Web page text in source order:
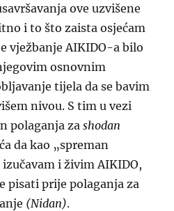
ove uzvišene
i tošto zaista osjećam
vježbanje AIKIDO-a bilo
m osnovnim
tijelada se bavim
nivou. S tim u vezi
polaganja zashodan
da kao „spreman
izučavami živim AIKIDO,
pisati prije polaganja za
(Nidan).